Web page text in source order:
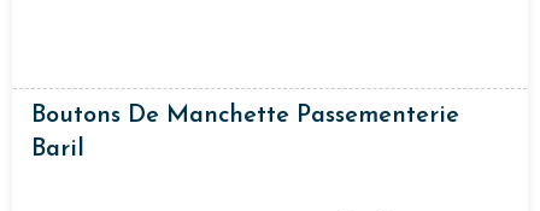
Boutons De Manchette Passementerie
Baril